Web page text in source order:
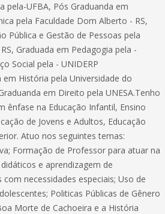
pela-UFBA, Pós Graduanda em
pela Faculdade Dom Alberto - RS,
Pública e Gestão de Pessoas pela
Graduada em Pedagogia pela -
Social pela - UNIDERP
em História pela Universidade do
em Direito pela UNESA.Tenho
ênfase na Educação Infantil, Ensino
de Jovens e Adultos, Educação
Atuo nos seguintes temas:
Formação de Professor para atuar na
e aprendizagem de
necessidades especiais; Uso de
Politicas Públicas de Gênero
Morte de Cachoeira e a História